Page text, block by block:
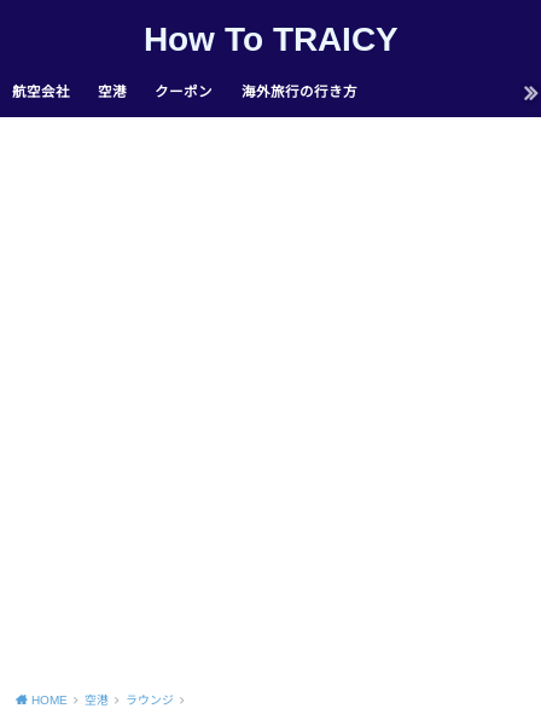
How To TRAICY
航空会社 空港 クーポン 海外旅行の行き方
HOME 空港 ラウンジ